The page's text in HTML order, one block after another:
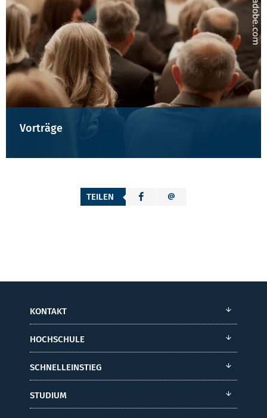
Vorträge
TEILEN
KONTAKT
HOCHSCHULE
SCHNELLEINSTIEG
STUDIUM